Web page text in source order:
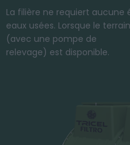
La filière ne requiert
eaux usées. Lorsque le
(avec une pompe de
relevage) est disponible.